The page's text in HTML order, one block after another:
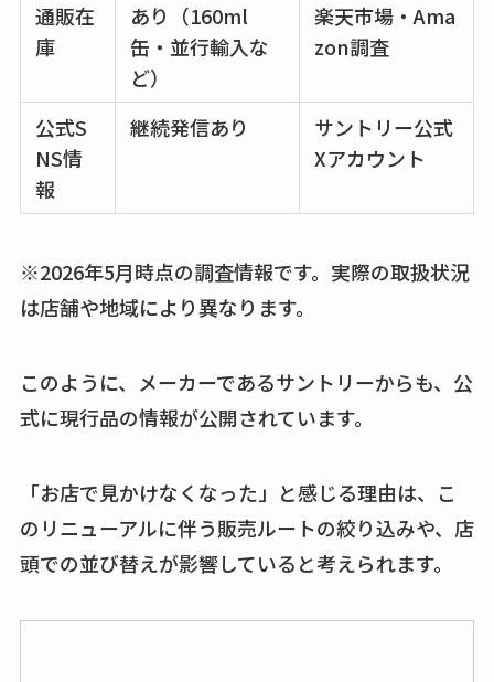
通販在
庫
あり（160ml
缶・並行輸入な
ど）
楽天市場・Ama
zon調査
公式S
NS情
報
継続発信あり
サントリー公式
Xアカウント
※2026年5月時点の調査情報です。実際の取扱状況
は店舗や地域により異なります。
このように、メーカーであるサントリーからも、公
式に現行品の情報が公開されています。
「お店で見かけなくなった」と感じる理由は、こ
のリニューアルに伴う販売ルートの絞り込みや、店
頭での並び替えが影響していると考えられます。